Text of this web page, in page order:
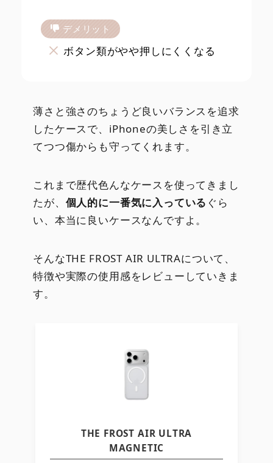
デメリット
ボタン類がやや押しにくくなる
薄さと強さのちょうど良いバランスを追求
したケースで、iPhoneの美しさを引き立
てつつ傷からも守ってくれます。
これまで歴代色んなケースを使ってきまし
たが、 個人的に一番気に入っている ぐら
い、本当に良いケースなんですよ。
そんなTHE FROST AIR ULTRAについて、
特徴や実際の使用感をレビューしていきま
す。
THE FROST AIR ULTRA
MAGNETIC